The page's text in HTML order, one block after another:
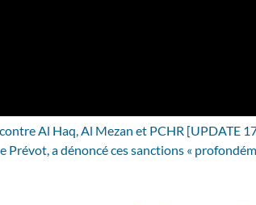
Al Haq, Al Mezan et PCHR [UPDATE
a dénoncé ces sanctions «